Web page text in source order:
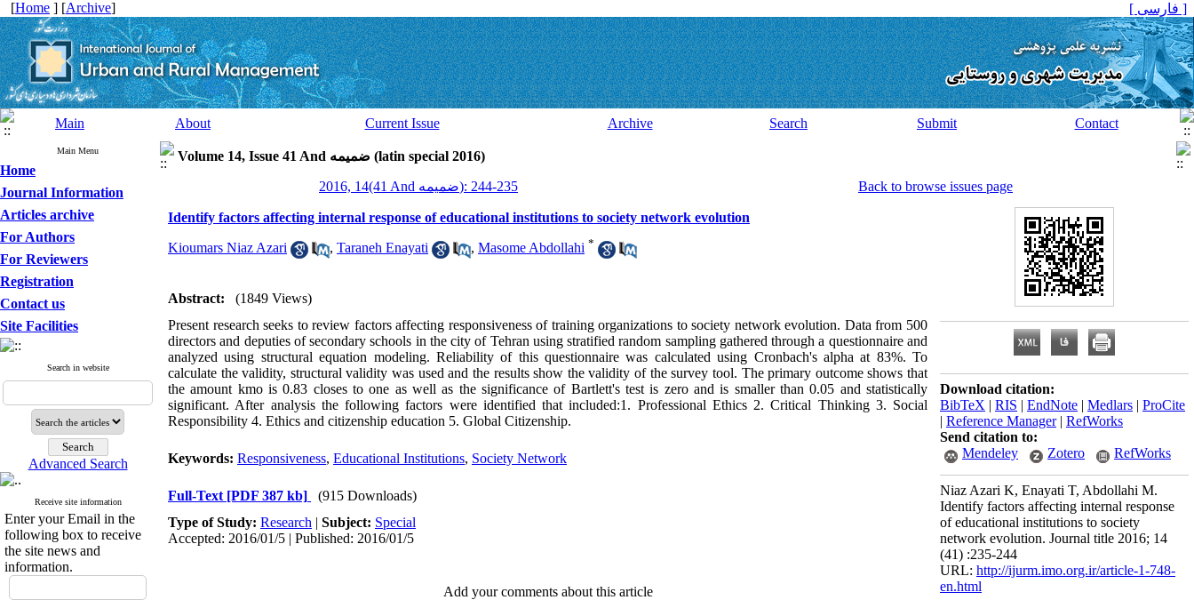
[Home ] [Archive] [ فارسی ]
Main About Current Issue Archive Search Submit Contact
Main Menu
Home
Journal Information
Articles archive
For Authors
For Reviewers
Registration
Contact us
Site Facilities
Search in website
Advanced Search
Receive site information
Enter your Email in the
following box to receive
the site news and
information.
Volume 14, Issue 41 And ضميمه (latin special 2016)
2016, 14(41 And ضميمه): 235-244
Back to browse issues page
Identify factors affecting internal response of educational institutions to society network evolution
Kioumars Niaz Azari , Taraneh Enayati , Masome Abdollahi *
Abstract:
(1849 Views)
Present research seeks to review factors affecting responsiveness of training organizations to society network evolution. Data from 500
directors and deputies of secondary schools in the city of Tehran using stratified random sampling gathered through a questionnaire and
analyzed using structural equation modeling. Reliability of this questionnaire was calculated using Cronbach's alpha at 83%. To
calculate the validity, structural validity was used and the results show the validity of the survey tool. The primary outcome shows that
the amount kmo is 0.83 closes to one as well as the significance of Bartlett's test is zero and is smaller than 0.05 and statistically
significant. After analysis the following factors were identified that included:1. Professional Ethics 2. Critical Thinking 3. Social
Responsibility 4. Ethics and citizenship education 5. Global Citizenship.
Keywords: Responsiveness, Educational Institutions, Society Network
Full-Text [PDF 387 kb]
(915 Downloads)
Type of Study: Research | Subject: Special
Accepted: 2016/01/5 | Published: 2016/01/5
Add your comments about this article
Download citation:
BibTeX | RIS | EndNote | Medlars | ProCite
| Reference Manager| RefWorks
Send citation to:
Mendeley
Zotero RefWorks
Niaz Azari K, Enayati T, Abdollahi M.
Identify factors affecting internal response
of educational institutions to society
network evolution. Journal title 2016; 14
(41) :235-244
URL: http://ijurm.imo.org.ir/article-1-748-
en.html